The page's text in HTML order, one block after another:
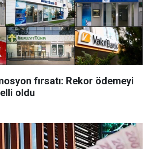
fırsatı: Rekor ödemeyi
oldu